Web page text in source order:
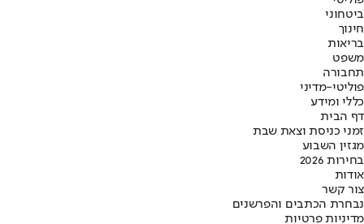
ביטחוני
חינוך
בריאות
משפט
תחבורה
פוליטי-מדיני
כללי ומידע
דף הבית
זמני כניסת וצאת שבת
מגזין השבוע
בחירות 2026
אודות
צור קשר
נבחרת הכתבים והפרשנים
מדיניות פרטיות